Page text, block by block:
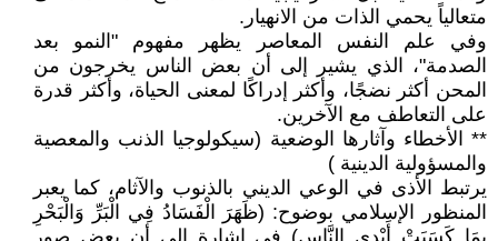
متعالياً يحمي الذات من الانهيار.
وفي علم النفس المعاصر يظهر مفهوم "النمو بعد
الصدمة"، الذي يشير إلى أن بعض الناس يخرجون من
المحن أكثر نضجًا، وأكثر إدراكًا لمعنى الحياة، وأكثر قدرة
على التعاطف مع الآخرين.
** الأخطاء وآثارها الوضعية (سيكولوجيا الذنب والمعصية
والمسؤولية الدينية )
يرتبط الأذى في الوعي الديني بالذنوب والآثام، كما يعبر
المنظور الإسلامي بوضوح: (ظَهَرَ الْفَسَادُ فِي الْبَرِّ وَالْبَحْرِ